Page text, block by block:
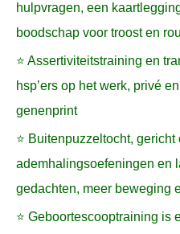
hulpvragen, een
boodschap voor troost en
⭐ Assertiviteitstraining en
hsp’ers op het werk, privé
genenprint
⭐ Buitenpuzzeltocht,
ademhalingsoefeningen en
gedachten, meer beweging
⭐ Geboortescooptraining is